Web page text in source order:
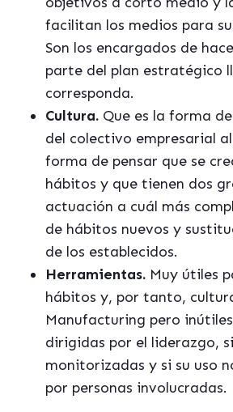
facilitan los medios para
Son los encargados de
parte del plan estratégico
corresponda.
Cultura. Que es la forma
del colectivo empresarial
forma de pensar que se
hábitos y que tienen dos
actuación a cuál más
de hábitos nuevos y
de los establecidos.
Herramientas. Muy útiles
hábitos y, por tanto,
Manufacturing pero
dirigidas por el liderazgo,
monitorizadas y si su uso
por personas involucradas.